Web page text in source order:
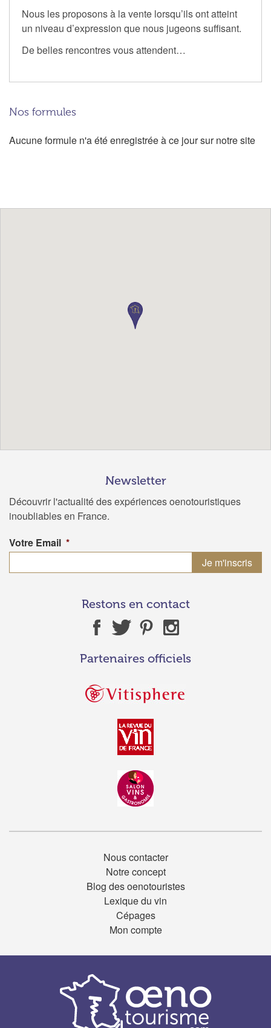
Nous les proposons à la vente lorsqu’ils ont atteint
un niveau d’expression que nous jugeons suffisant.
De belles rencontres vous attendent…
Nos formules
Aucune formule n'a été enregistrée à ce jour sur notre site
Newsletter
Découvrir l'actualité des expériences oenotouristiques
inoubliables en France.
Votre Email *
Restons en contact
Partenaires officiels
Nous contacter
Notre concept
Blog des oenotouristes
Lexique du vin
Cépages
Mon compte